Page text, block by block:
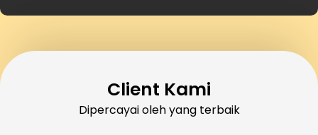
Client Kami
Dipercayai oleh yang terbaik